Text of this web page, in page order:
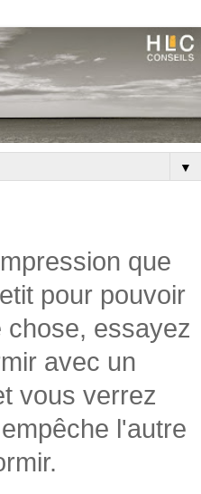
▼
que
pour pouvoir
chose, essayez
avec un
vous verrez
l'autre